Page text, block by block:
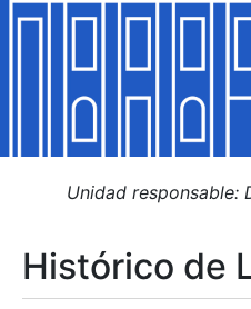
Mostrar/Ocultar
Mostrar/Ocultar
Mostrar/Ocultar
Mostrar/Ocultar
Unidad responsable:
Histórico de